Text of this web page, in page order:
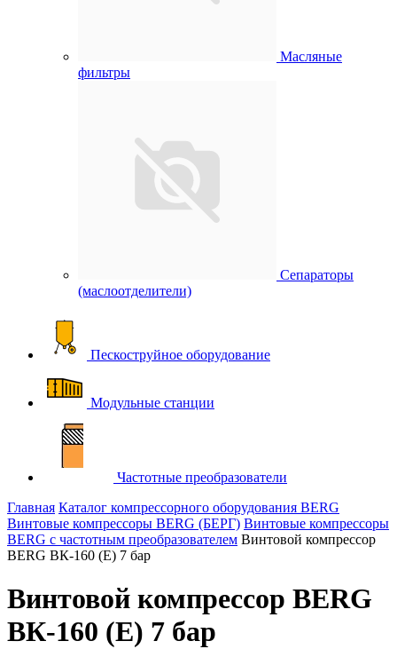
Масляные
фильтры
Сепараторы
(маслоотделители)
Пескоструйное оборудование
Модульные станции
Частотные преобразователи
Главная Каталог компрессорного оборудования BERG
Винтовые компрессоры BERG (БЕРГ) Винтовые компрессоры
BERG с частотным преобразователем Винтовой компрессор
BERG ВК-160 (E) 7 бар
Винтовой компрессор BERG
ВК-160 (E) 7 бар